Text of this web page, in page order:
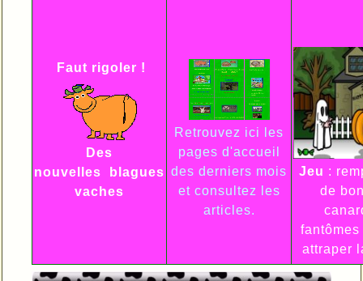
Faut rigoler !
Des
nouvelles
blagues
vaches
Retrouvez ici les
pages d'accueil
des derniers mois
et consultez les
articles.
Jeu :
de
attraper